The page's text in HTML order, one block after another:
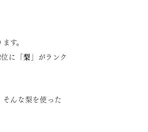
す。
に「梨 」がランク
んな梨を使った